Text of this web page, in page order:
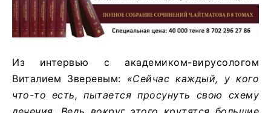
Из интервью с академиком-вирусологом
Виталием Зверевым: «Сейчас каждый, у кого
что-то есть, пытается просунуть свою схему